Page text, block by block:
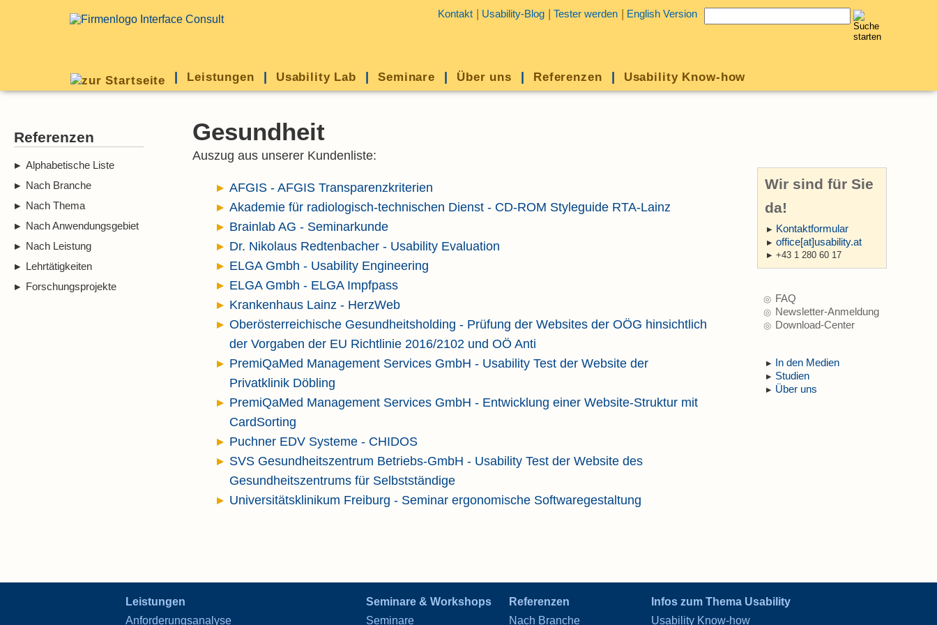
Kontakt Usability-Blog Tester werden English Version
Leistungen Usability Lab Seminare Über uns Referenzen Usability Know-how
Referenzen
Alphabetische Liste
Nach Branche
Nach Thema
Nach Anwendungsgebiet
Nach Leistung
Lehrtätigkeiten
Forschungsprojekte
Gesundheit
Auszug aus unserer Kundenliste:
AFGIS - AFGIS Transparenzkriterien
Akademie für radiologisch-technischen Dienst - CD-ROM Styleguide RTA-Lainz
Brainlab AG - Seminarkunde
Dr. Nikolaus Redtenbacher - Usability Evaluation
ELGA Gmbh - Usability Engineering
ELGA Gmbh - ELGA Impfpass
Krankenhaus Lainz - HerzWeb
Oberösterreichische Gesundheitsholding - Prüfung der Websites der OÖG hinsichtlich
der Vorgaben der EU Richtlinie 2016/2102 und OÖ Anti
PremiQaMed Management Services GmbH - Usability Test der Website der
Privatklinik Döbling
PremiQaMed Management Services GmbH - Entwicklung einer Website-Struktur mit
CardSorting
Puchner EDV Systeme - CHIDOS
SVS Gesundheitszentrum Betriebs-GmbH - Usability Test der Website des
Gesundheitszentrums für Selbstständige
Universitätsklinikum Freiburg - Seminar ergonomische Softwaregestaltung
Wir sind für Sie
da!
Kontaktformular
office[at]usability.at
+43 1 280 60 17
FAQ
Newsletter-Anmeldung
Download-Center
In den Medien
Studien
Über uns
Leistungen
Anforderungsanalyse
Seminare & Workshops
Seminare
Referenzen
Nach Branche
Infos zum Thema Usability
Usability Know-how